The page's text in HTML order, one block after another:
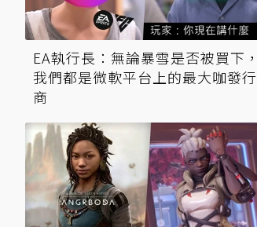
EA執行長：無論暴雪是否被買下，
我們都是微軟平台上的最大咖發行
商